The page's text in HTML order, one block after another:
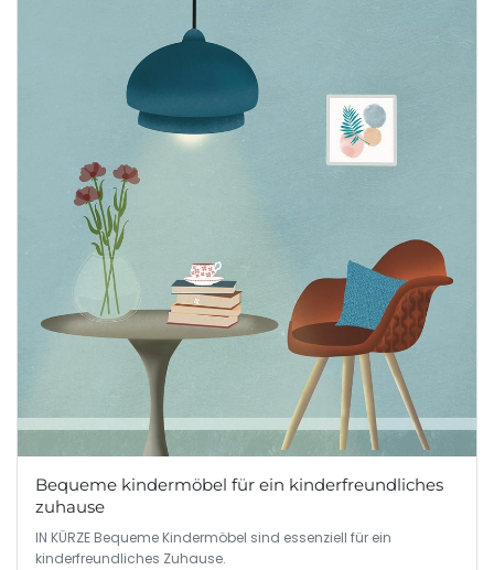
Bequeme kindermöbel für ein kinderfreundliches
zuhause
IN KÜRZE Bequeme Kindermöbel sind essenziell für ein
kinderfreundliches Zuhause.